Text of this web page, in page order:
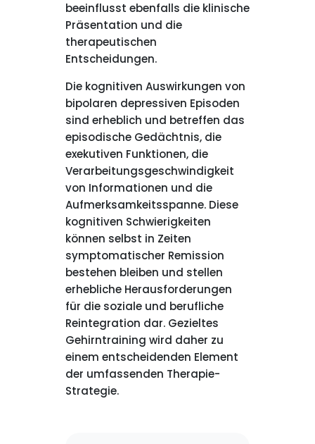
beeinflusst ebenfalls die klinische
Präsentation und die
therapeutischen
Entscheidungen.
Die kognitiven Auswirkungen von
bipolaren depressiven Episoden
sind erheblich und betreffen das
episodische Gedächtnis, die
exekutiven Funktionen, die
Verarbeitungsgeschwindigkeit
von Informationen und die
Aufmerksamkeitsspanne. Diese
kognitiven Schwierigkeiten
können selbst in Zeiten
symptomatischer Remission
bestehen bleiben und stellen
erhebliche Herausforderungen
für die soziale und berufliche
Reintegration dar. Gezieltes
Gehirntraining wird daher zu
einem entscheidenden Element
der umfassenden Therapie-
Strategie.